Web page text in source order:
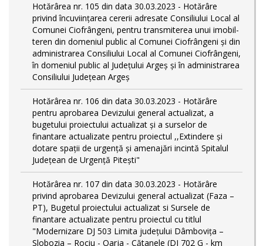
Hotărârea nr. 105 din data 30.03.2023 - Hotărâre
privind încuviințarea cererii adresate Consiliului Local al
Comunei Ciofrângeni, pentru transmiterea unui imobil-
teren din domeniul public al Comunei Ciofrângeni și din
administrarea Consiliului Local al Comunei Ciofrângeni,
în domeniul public al Județului Argeș și în administrarea
Consiliului Județean Argeș
Hotărârea nr. 106 din data 30.03.2023 - Hotărâre
pentru aprobarea Devizului general actualizat, a
bugetului proiectului actualizat și a surselor de
finantare actualizate pentru proiectul ,,Extindere și
dotare spații de urgență și amenajări incintă Spitalul
Județean de Urgență Pitești"
Hotărârea nr. 107 din data 30.03.2023 - Hotărâre
privind aprobarea Devizului general actualizat (Faza –
PT), Bugetul proiectului actualizat si Sursele de
finantare actualizate pentru proiectul cu titlul
"Modernizare DJ 503 Limita județului Dâmbovița –
Slobozia – Rociu - Oarja - Cătanele (DJ 702 G - km